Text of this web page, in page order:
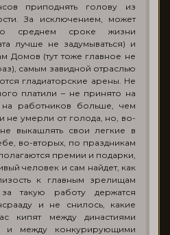
приподнять голову из
За исключением, может
среднем сроке жизни
лучше не задумываться) и
Домов (тут тоже главное не
самым завидной отраслью
гладиаторские арены. Не
платили – не принято на
на работников больше, чем
не умерли от голода, но, во-
выкашлять свои легкие в
во-вторых, по праздникам
премии и подарки,
человек и сам найдет, как
к главным зрелищам
такую работу держатся
и не снилось, какие
кипят между династиями
и между конкурирующими